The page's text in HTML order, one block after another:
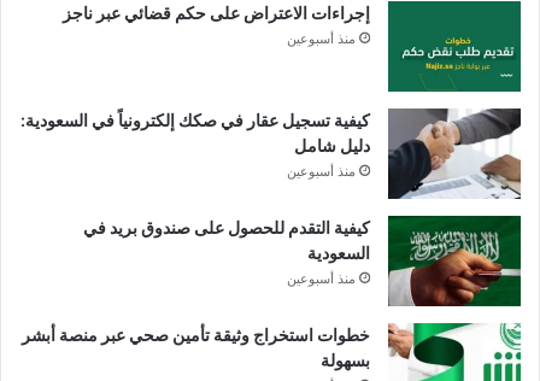
إجراءات الاعتراض على حكم قضائي عبر ناجز
منذ أسبوعين
كيفية تسجيل عقار في صكك إلكترونياً في السعودية:
دليل شامل
منذ أسبوعين
كيفية التقدم للحصول على صندوق بريد في
السعودية
منذ أسبوعين
خطوات استخراج وثيقة تأمين صحي عبر منصة أبشر
بسهولة